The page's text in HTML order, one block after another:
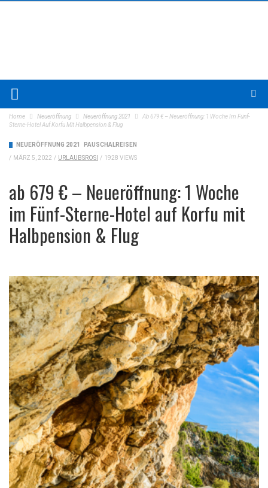
Home Neueröffnung Neueröffnung 2021
Ab 679 € – Neueröffnung: 1 Woche Im Fünf-
Sterne-Hotel Auf Korfu Mit Halbpension & Flug
NEUERÖFFNUNG 2021
PAUSCHALREISEN
/ MÄRZ 5, 2022 / URLAUBSROSI / 1928 VIEWS
ab 679 € – Neueröffnung: 1 Woche
im Fünf-Sterne-Hotel auf Korfu mit
Halbpension & Flug